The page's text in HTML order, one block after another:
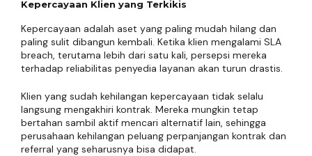
Kepercayaan Klien yang Terkikis
Kepercayaan adalah aset yang paling mudah hilang dan
paling sulit dibangun kembali. Ketika klien mengalami SLA
breach, terutama lebih dari satu kali, persepsi mereka
terhadap reliabilitas penyedia layanan akan turun drastis.
Klien yang sudah kehilangan kepercayaan tidak selalu
langsung mengakhiri kontrak. Mereka mungkin tetap
bertahan sambil aktif mencari alternatif lain, sehingga
perusahaan kehilangan peluang perpanjangan kontrak dan
referral yang seharusnya bisa didapat.